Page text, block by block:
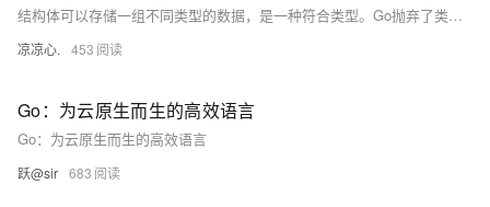
结构体可以存储一组不同类型的数据，是一种符合类型。Go抛弃了类与继承，同时也抛弃了构造方法，刻意弱化了面向对象的功能，Go并非是一个传统OOP的语言，但是Go依旧有着OOP的影子，通过结构体和方法也可以模拟出一个类。
凉凉心. 453
Go：为云原生而生的高效语言
Go：为云原生而生的高效语言
跃@sir 683